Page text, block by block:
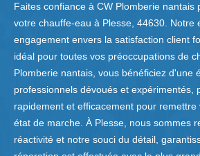
Faites confiance à CW Plomberie nantais
votre chauffe-eau à Plesse, 44630. Notre
engagement envers la satisfaction client
idéal pour toutes vos préoccupations de
Plomberie nantais, vous bénéficiez d'une
professionnels dévoués et expérimentés,
rapidement et efficacement pour
état de marche. À Plesse, nous sommes
réactivité et notre souci du détail,